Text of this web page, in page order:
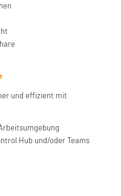
und effizient mit
Hub und/oder Teams